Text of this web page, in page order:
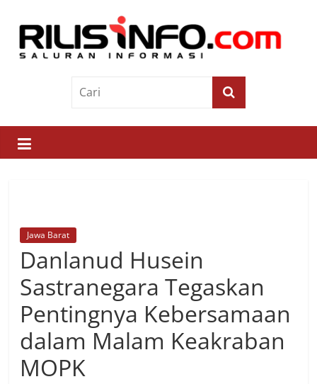
contentRilis
Saluran
Informasi
Jawa Barat
Danlanud Husein
Sastranegara Tegaskan
Pentingnya Kebersamaan
dalam Malam Keakraban
MOPK